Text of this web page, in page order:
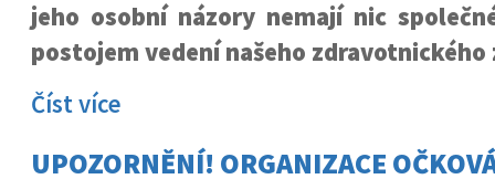
jeho osobní názory nemají nic
postojem vedení našeho zdravotnického
Číst více
UPOZORNĚNÍ! ORGANIZACE